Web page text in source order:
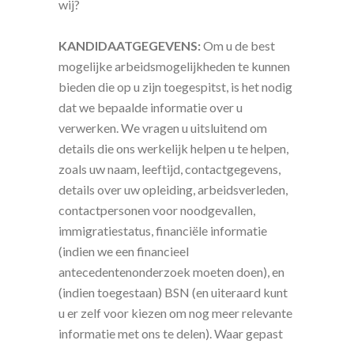
wij?
KANDIDAATGEGEVENS:Om u de best
mogelijke arbeidsmogelijkheden te kunnen
bieden die op u zijn toegespitst, is het nodig
dat we bepaalde informatie over u
verwerken. We vragen u uitsluitend om
details die ons werkelijk helpen u te helpen,
zoals uw naam, leeftijd, contactgegevens,
details over uw opleiding, arbeidsverleden,
contactpersonen voor noodgevallen,
immigratiestatus, financiële informatie
(indien we een financieel
antecedentenonderzoek moeten doen), en
(indien toegestaan) BSN (en uiteraard kunt
u er zelf voor kiezen om nog meer relevante
informatie met ons te delen). Waar gepast